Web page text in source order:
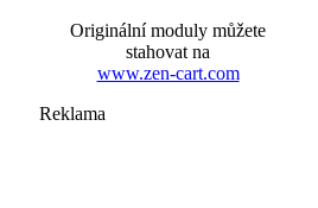
Originální moduly můžete
stahovat na
www.zen-cart.com
Reklama